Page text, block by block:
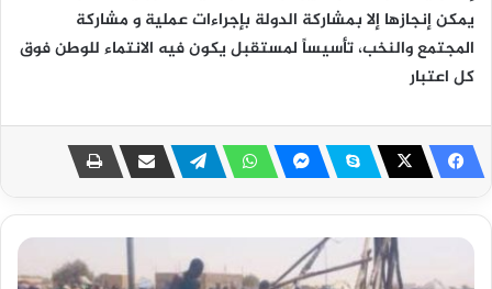
يمكن إنجازها إلا بمشاركة الدولة بإجراءات عملية و مشاركة
المجتمع والنخب، تأسيساً لمستقبل يكون فيه الانتماء للوطن فوق
كل اعتبار